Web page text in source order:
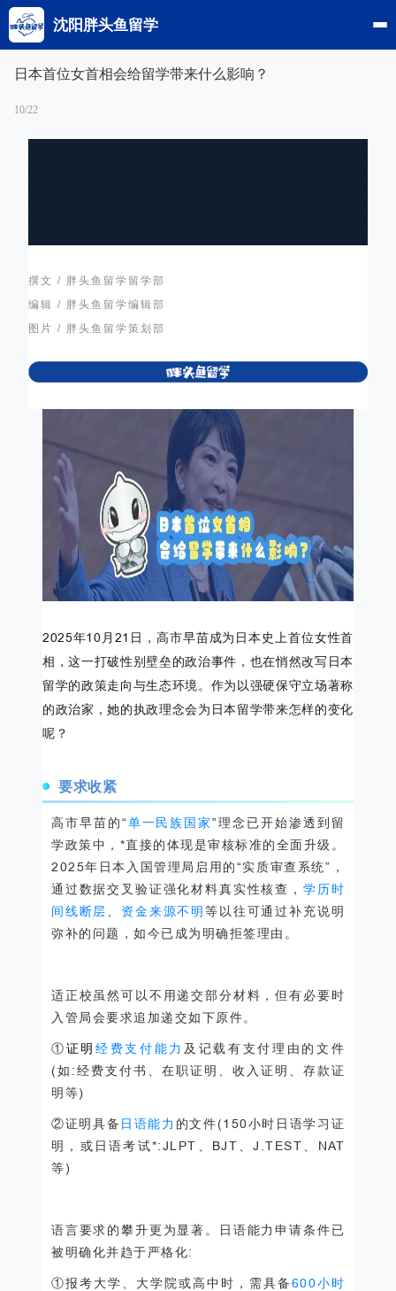
沈阳胖头鱼留学
日本首位女首相会给留学带来什么影响？
10/22
撰文 / 胖头鱼留学留学部
编辑 / 胖头鱼留学编辑部
图片 / 胖头鱼留学策划部
2025年10月21日，高市早苗成为日本史上首位女性首
相，这一打破性别壁垒的政治事件，也在悄然改写日本
留学的政策走向与生态环境。作为以强硬保守立场著称
的政治家，她的执政理念会为日本留学带来怎样的变化
呢？
要求收紧
高市早苗的“单一民族国家”理念已开始渗透到留
学政策中，*直接的体现是审核标准的全面升级。
2025年日本入国管理局启用的“实质审查系统”，
通过数据交叉验证强化材料真实性核查， 学历时
间线断层
资金来源不明等以往可通过补充说明
弥补的问题，如今已成为明确拒签理由。
适正校虽然可以不用递交部分材料，但有必要时
入管局会要求追加递交如下原件。
①证明 经费支付能力 及记载有支付理由的文件
(如:经费支付书、在职证明、收入证明、存款证
明等)
②证明具备 日语能力 的文件(150小时日语学习证
明，或日语考试*:JLPT、BJT、J.TEST、NAT
等)
语言要求的攀升更为显著。
日语能力申请条件已
被明确化并趋于严格化:
①报考大学、大学院或高中时，需具备600小时